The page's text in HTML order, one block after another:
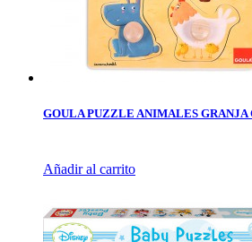
GOULA PUZZLE ANIMALES GRANJA
Añadir al carrito